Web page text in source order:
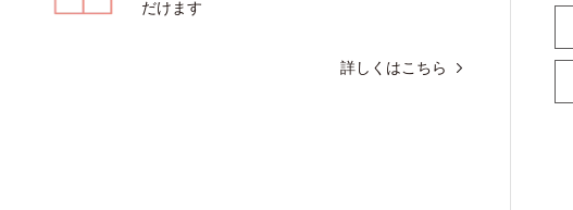
だけます
詳しくはこちら